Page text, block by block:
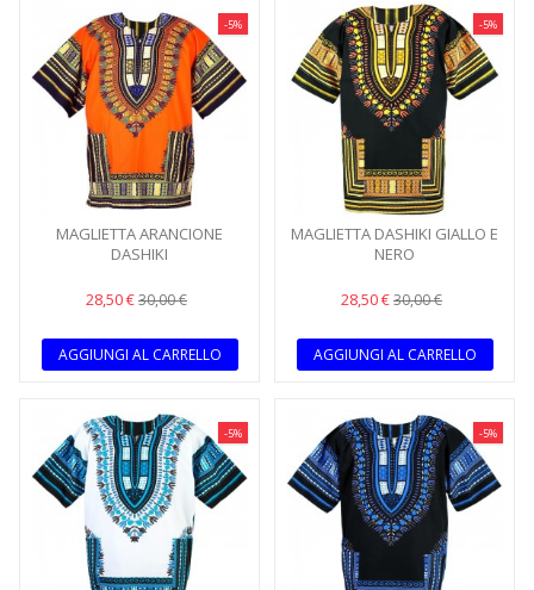
-5%
MAGLIETTA ARANCIONE
DASHIKI
28,50 €30,00 €
AGGIUNGI AL CARRELLO
-5%
MAGLIETTA DASHIKI GIALLO E
NERO
28,50 €30,00 €
AGGIUNGI AL CARRELLO
-5% -5%